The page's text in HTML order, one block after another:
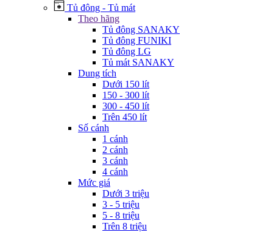
Tủ đông - Tủ mát
Theo hãng
Tủ đông SANAKY
Tủ đông FUNIKI
Tủ đông LG
Tủ mát SANAKY
Dung tích
Dưới 150 lít
150 - 300 lít
300 - 450 lít
Trên 450 lít
Số cánh
1 cánh
2 cánh
3 cánh
4 cánh
Mức giá
Dưới 3 triệu
3 - 5 triệu
5 - 8 triệu
Trên 8 triệu